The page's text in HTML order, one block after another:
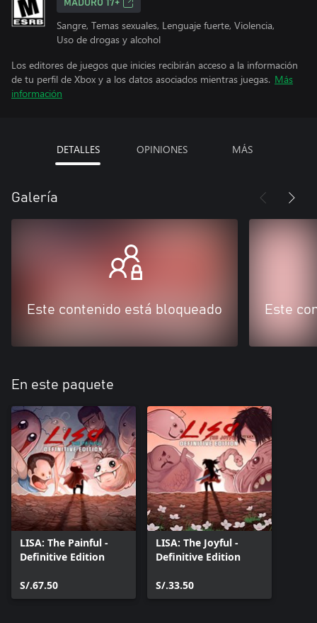
MADURO 17+
Sangre, Temas sexuales, Lenguaje fuerte, Violencia,
Uso de drogas y alcohol
Los editores de juegos que inicies recibirán acceso a la información
de tu perfil de Xbox y a los datos asociados mientras juegas. Más
información
DETALLES OPINIONES MÁS
Galería
Este contenido está bloqueado Este
En este paquete
LISA: The Painful -
Definitive Edition
S/.67.50
LISA: The Joyful -
Definitive Edition
S/.33.50